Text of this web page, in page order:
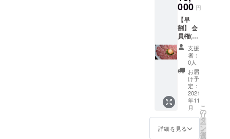
初回の
みメー
ルで予
約を受
け付け
ます ②
初回来
店時に
会員
カード
をお渡
します
③二回
目以
員専用
だった
ンの消
化）と
させて
いただ
きま
す。
・
会員権
の有効
期限：
2022年
11月1日
から1年
で自動
0円相
当）
（1）当
店が利
用可能
になる
権利 会
員券有
効期
限：
2021年
11月1
日〜
2022年
11月１
日 WEB
000 円
【早
割】 会
員権(１
万円相
当) × 熊
本産馬
肉７種
コース
(１万円
相当) 当
店は完
全会員
制とな
り次回
の募集
支援
者：
0人
お届
け予
定：
2021
年11
月
詳細を見る
こ
の
リ
タ
ー
ン
を
選